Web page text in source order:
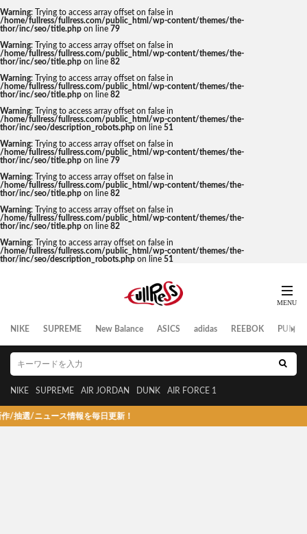
Warning: Trying to access array offset on false in
/home/fullress/fullress.com/public_html/wp-content/themes/the-
thor/inc/seo/title.php on line 79
Warning: Trying to access array offset on false in
/home/fullress/fullress.com/public_html/wp-content/themes/the-
thor/inc/seo/title.php on line 82
Warning: Trying to access array offset on false in
/home/fullress/fullress.com/public_html/wp-content/themes/the-
thor/inc/seo/title.php on line 82
Warning: Trying to access array offset on false in
/home/fullress/fullress.com/public_html/wp-content/themes/the-
thor/inc/seo/description_robots.php on line 51
Warning: Trying to access array offset on false in
/home/fullress/fullress.com/public_html/wp-content/themes/the-
thor/inc/seo/title.php on line 79
Warning: Trying to access array offset on false in
/home/fullress/fullress.com/public_html/wp-content/themes/the-
thor/inc/seo/title.php on line 82
Warning: Trying to access array offset on false in
/home/fullress/fullress.com/public_html/wp-content/themes/the-
thor/inc/seo/title.php on line 82
Warning: Trying to access array offset on false in
/home/fullress/fullress.com/public_html/wp-content/themes/the-
thor/inc/seo/description_robots.php on line 51
NIKE SUPREME New Balance ASICS adidas REEBOK PUMA
NIKE SUPREME AIR JORDAN DUNK AIR FORCE 1
/ニュース情報を毎日更新！